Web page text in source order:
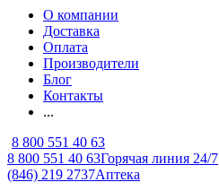
О компании
Доставка
Оплата
Производители
Блог
Контакты
...
8 800 551 40 63
8 800 551 40 63Горячая линия 24/7
(846) 219 2737Аптека